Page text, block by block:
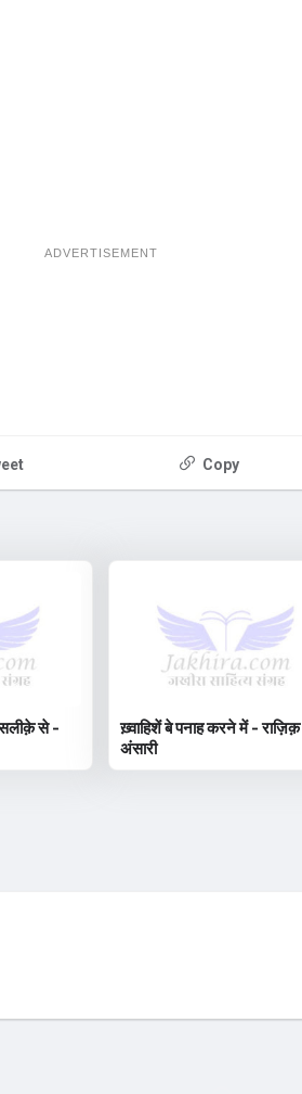
ADVERTISEMENT
Copy
से -
ख़्वाहिशें बे पनाह करने में - राज़िक़
अंसारी